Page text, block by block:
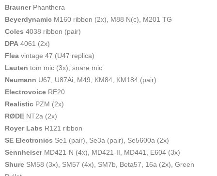
BraunerPhanthera
Beyerdynamic M160 ribbon (2x), M88 N(c), M201 TG
Coles 4038 ribbon (pair)
DPA 4061 (2x)
Flea vintage 47 (U47 replica)
Lauten tom mic (3x), snare mic
Neumann U67, U87Ai, M49, KM84, KM184 (pair)
Electrovoice RE20
Realistic PZM (2x)
RØDE NT2a (2x)
Royer Labs R121 ribbon
SE Electronics Se1 (pair), Se3a (pair), Se5600a (2x)
SennheiserMD421-N (4x), MD421-II, MD441, E604 (3x)
Shure SM58 (3x), SM57 (4x), SM7b, Beta57, 16a (2x), Green